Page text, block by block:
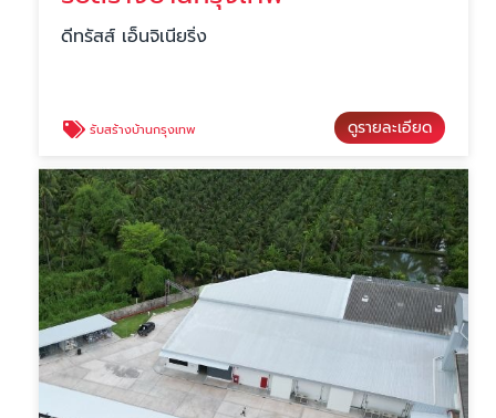
ดีทรัสส์ เอ็นจิเนียริ่ง
รับสร้างบ้านกรุงเทพ ดูรายละเอียด